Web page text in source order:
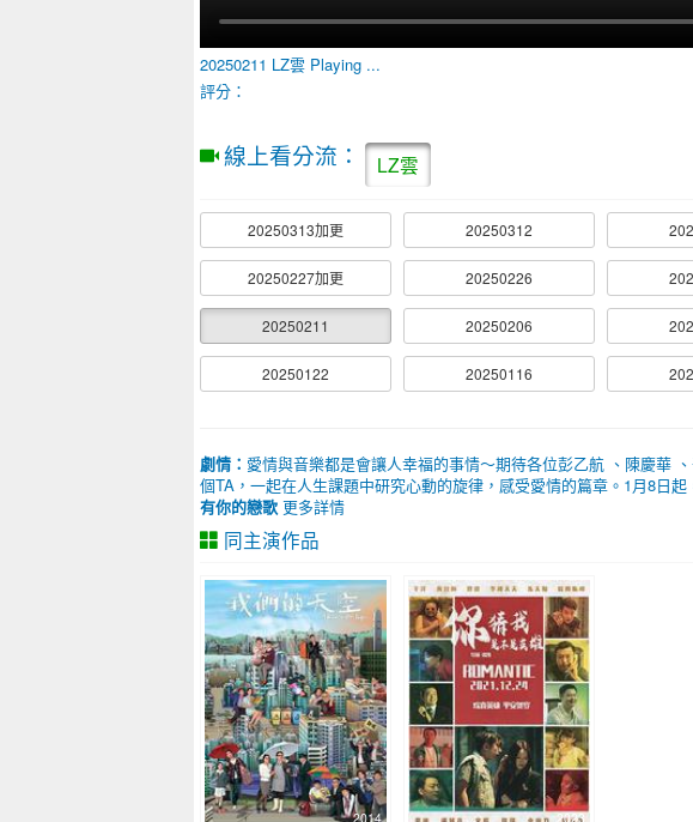
20250211 LZ雲 Playing ...
評分：
線上看分流： LZ雲
20250313加更 20250312
20250227加更 20250226
20250211 20250206
20250122 20250116
劇情： 愛情與音樂都是會讓人幸福的事情～期待各位彭乙航 、陳慶華
個TA，一起在人生課題中研究心動的旋律，感受愛情的篇章。1月8日
有你的戀歌 更多詳情
同主演作品
2014 2023